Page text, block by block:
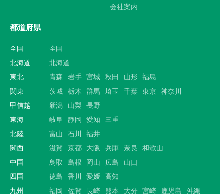
会社案内
都道府県
全国
全国
北海道
北海道
東北
青森 岩手 宮城 秋田 山形 福島
関東
茨城 栃木 群馬 埼玉 千葉 東京 神奈川
甲信越
新潟 山梨
長野
東海
岐阜 静岡 愛知
三重
北陸
富山 石川
福井
関西
滋賀 京都 大阪 兵庫 奈良
和歌山
中国
鳥取 島根 岡山 広島
山口
四国
徳島 香川 愛媛 高知
九州
福岡 佐賀 長崎 熊本 大分 宮崎 鹿児島 沖縄